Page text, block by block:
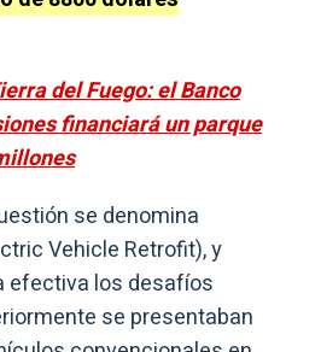
del Fuego: el Banco
financiará un parque
se denomina
Vehicle Retrofit), y
efectiva los desafíos
se presentaban